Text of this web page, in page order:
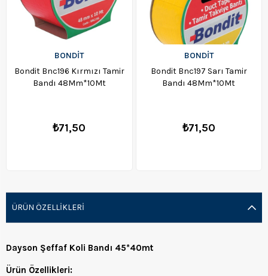
BONDIT
Bondit Bnc196 Kırmızı Tamir
Bandı 48Mm*10Mt
₺71,50
BONDIT
Bondit Bnc197 Sarı Tamir
Bandı 48Mm*10Mt
₺71,50
ÜRÜN ÖZELLIKLERI
Dayson Şeffaf Koli Bandı 45*40mt
Ürün Özellikleri: